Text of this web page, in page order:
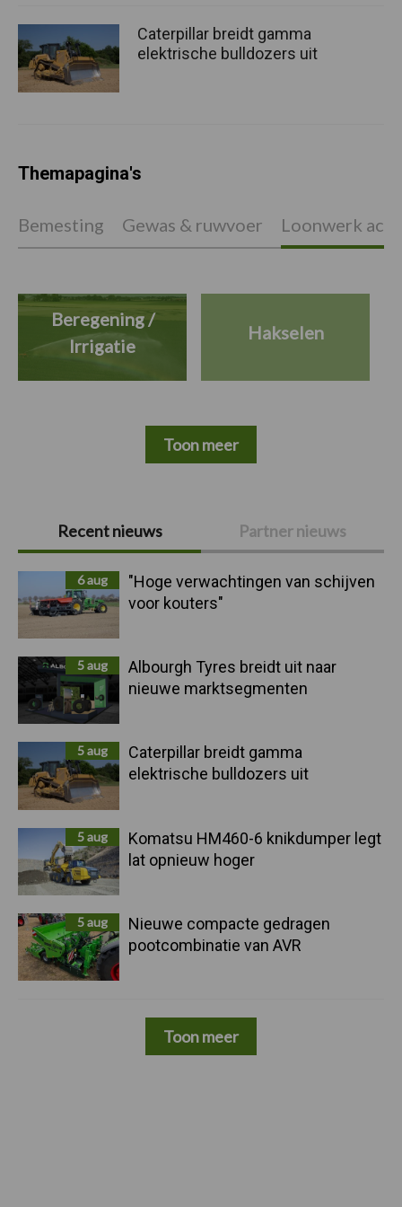
Primaire
Sidebar
Recent nieuws Partner nieuws
6 aug
"Hoge verwachtingen van schijven
voor kouters"
5 aug
Albourgh Tyres breidt uit naar
nieuwe marktsegmenten
5 aug
Caterpillar breidt gamma
elektrische bulldozers uit
5 aug
Komatsu HM460-6 knikdumper legt
lat opnieuw hoger
5 aug
Nieuwe compacte gedragen
pootcombinatie van AVR
Toon meer
Caterpillar breidt gamma
elektrische bulldozers uit
Themapagina's
Bemesting Gewas & ruwvoer Loonwerk
Beregening /
Irrigatie
Hakselen
Toon meer